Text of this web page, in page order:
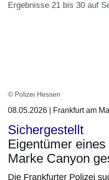
Ergebnisse 21 bis 30 auf
auf
Seite
© Polizei Hessen
08.05.2026 | Frankfurt am
Sichergestellt
Eigentümer
Marke Canyon
Die Frankfurter Polizei